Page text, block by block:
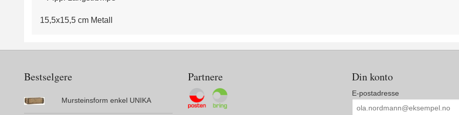
15,5x15,5 cm Metall
Bestselgere
Mursteinsform enkel UNIKA
Partnere Din konto
E-postadresse